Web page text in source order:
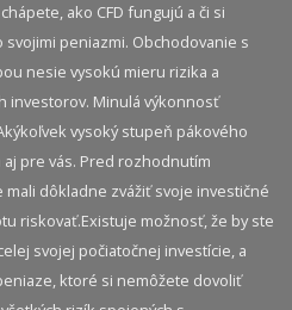
ako CFD fungujú a či si
peniazmi. Obchodovanie s
nesie vysokú mieru rizika a
investorov. Minulá výkonnosť
vysoký stupeň pákového
pre vás. Pred rozhodnutím
mali dôkladne zvážiť svoje investičné
riskovať.​ Existuje možnosť, že by ste
svojej počiatočnej investície, a
ktoré si nemôžete dovoliť